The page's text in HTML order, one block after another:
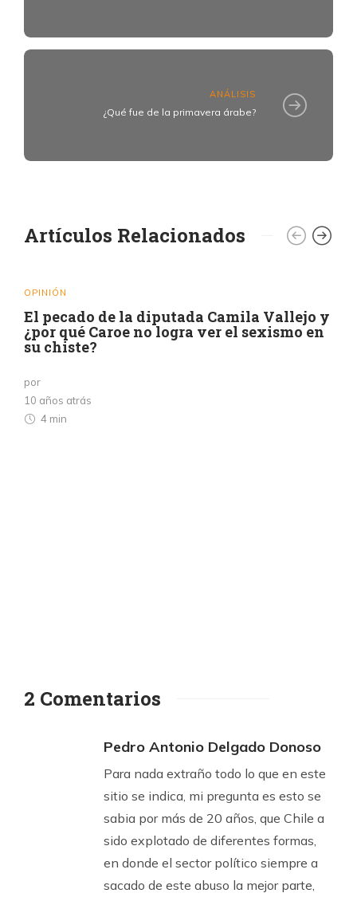
ANÁLISIS
¿Qué fue de la primavera árabe?
Artículos Relacionados
OPINIÓN
El pecado de la diputada Camila Vallejo y
¿por qué Caroe no logra ver el sexismo en
su chiste?
por
10 años atrás
4 min
2 Comentarios
Pedro Antonio Delgado Donoso
Para nada extraño todo lo que en este
sitio se indica, mi pregunta es esto se
sabia por más de 20 años, que Chile a
sido explotado de diferentes formas,
en donde el sector político siempre a
sacado de este abuso la mejor parte,